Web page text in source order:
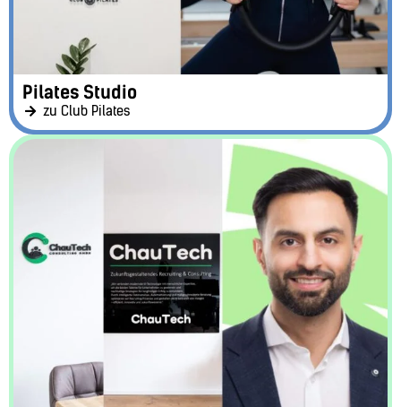
Pilates Studio
zu Club Pilates